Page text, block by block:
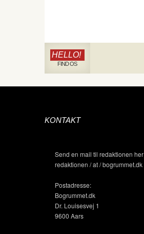
HELLO!
FIND OS
KONTAKT
Send en mail til redaktionen her
redaktionen / at / bogrummet.dk
Postadresse:
Bogrummet.dk
Dr. Louisesvej 1
9600 Aars